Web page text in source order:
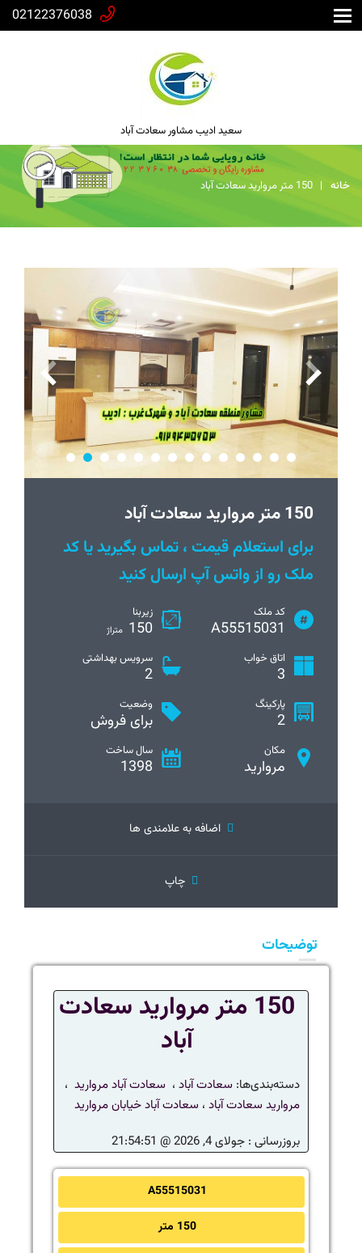
02122376038
سعید ادیب مشاور سعادت آباد
خانه 150 متر مروارید سعادت آباد
150 متر مروارید سعادت آباد
برای استعلام قیمت ، تماس بگیرید یا کد
ملک رو از واتس آپ ارسال کنید
کد ملک
A55515031
زیربنا
150 متراژ
اتاق خواب
3
سرویس بهداشتی
2
پارکینگ
2
وضعیت
برای فروش
مکان
مروارید
سال ساخت
1398
اضافه به علامندی ها
چاپ
توضیحات
150 متر مروارید سعادت
آباد
دسته‌بندی‌ها: سعادت آباد ، سعادت آباد مروارید ،
مروارید سعادت آباد ، سعادت آباد خیابان مروارید
بروزرسانی : جولای 4, 2026 @ 21:54:51
A55515031
150 متر